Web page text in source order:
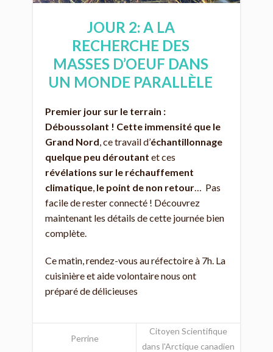
JOUR 2: A LA
RECHERCHE DES
MASSES D’OEUF DANS
UN MONDE PARALLÈLE
Premier jour sur le terrain :
Déboussolant ! Cette immensité que le
Grand Nord, ce travail d’échantillonnage
quelque peu déroutant et ces
révélations sur le réchauffement
climatique, le point de non retour… Pas
facile de rester connecté ! Découvrez
maintenant les détails de cette journée bien
complète.
Ce matin, rendez-vous au réfectoire à 7h. La
cuisinière et aide volontaire nous ont
préparé de délicieuses
Perrine
Citoyen Scientifique
dans l'Arctique canadien